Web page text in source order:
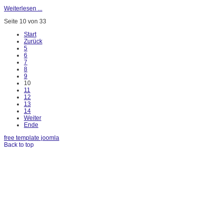
Weiterlesen ...
Seite 10 von 33
Start
Zurück
5
6
7
8
9
10
11
12
13
14
Weiter
Ende
free template joomla
Back to top